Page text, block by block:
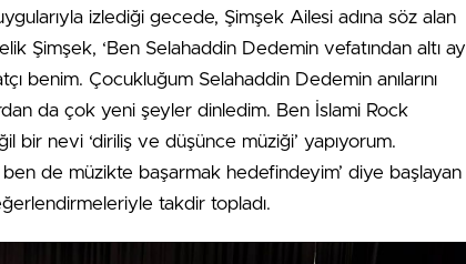
izlediği gecede, Şimşek Ailesi adına söz alan
Şimşek, ‘Ben Selahaddin Dedemin vefatından altı ay
benim. Çocukluğum Selahaddin Dedemin anılarını
da çok yeni şeyler dinledim. Ben İslami Rock
bir nevi ‘diriliş ve düşünce müziği’ yapıyorum.
ben de müzikte başarmak hedefindeyim’ diye başlayan
takdir topladı.